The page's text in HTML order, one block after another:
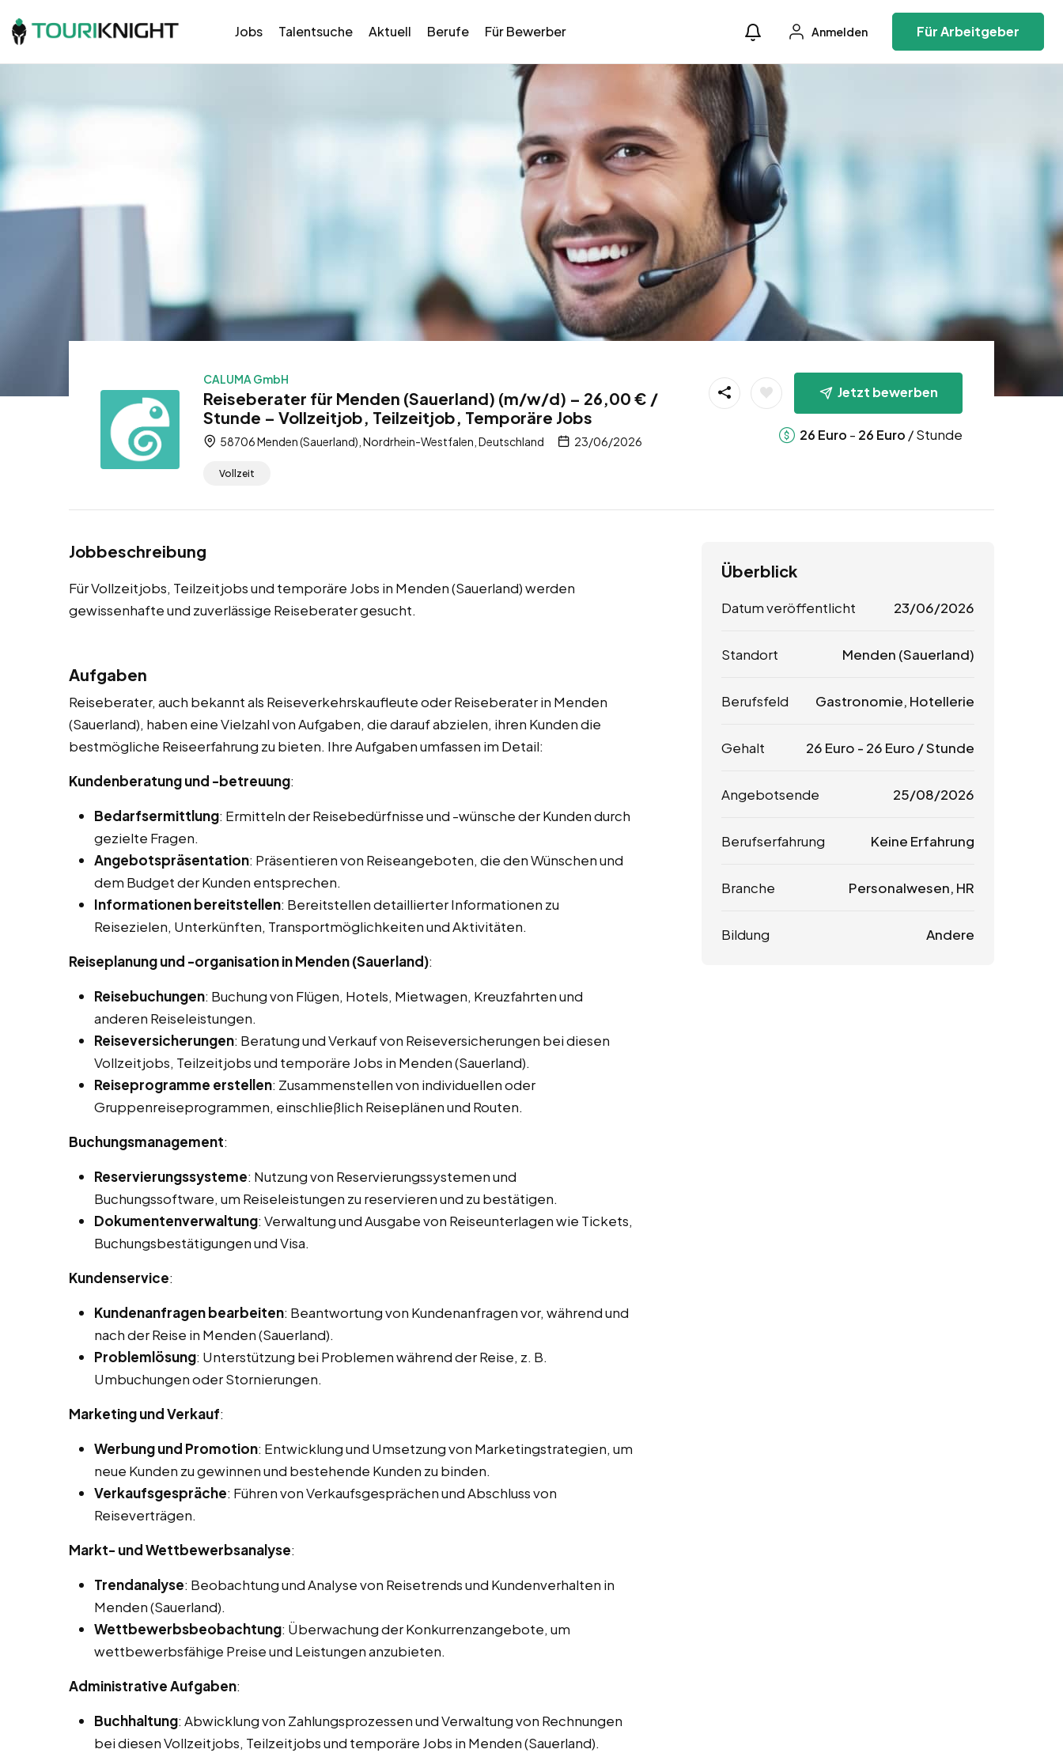
Jobs Talentsuche Aktuell Berufe Für Bewerber Anmelden Für Arbeitgeber
CALUMA GmbH
Reiseberater für Menden (Sauerland) (m/w/d) – 26,00 € /
Stunde – Vollzeitjob, Teilzeitjob, Temporäre Jobs
58706 Menden (Sauerland), Nordrhein-Westfalen, Deutschland 23/06/2026
Vollzeit
Jetzt bewerben
26 Euro - 26 Euro / Stunde
Jobbeschreibung
Für Vollzeitjobs, Teilzeitjobs und temporäre Jobs in Menden (Sauerland) werden
gewissenhafte und zuverlässige Reiseberater gesucht.
Aufgaben
Reiseberater, auch bekannt als Reiseverkehrskaufleute oder Reiseberater in Menden
(Sauerland), haben eine Vielzahl von Aufgaben, die darauf abzielen, ihren Kunden die
bestmögliche Reiseerfahrung zu bieten. Ihre Aufgaben umfassen im Detail:
Kundenberatung und -betreuung:
Bedarfsermittlung: Ermitteln der Reisebedürfnisse und -wünsche der Kunden durch
gezielte Fragen.
Angebotspräsentation: Präsentieren von Reiseangeboten, die den Wünschen und
dem Budget der Kunden entsprechen.
Informationen bereitstellen: Bereitstellen detaillierter Informationen zu
Reisezielen, Unterkünften, Transportmöglichkeiten und Aktivitäten.
Reiseplanung und -organisation in Menden (Sauerland):
Reisebuchungen: Buchung von Flügen, Hotels, Mietwagen, Kreuzfahrten und
anderen Reiseleistungen.
Reiseversicherungen: Beratung und Verkauf von Reiseversicherungen bei diesen
Vollzeitjobs, Teilzeitjobs und temporäre Jobs in Menden (Sauerland).
Reiseprogramme erstellen: Zusammenstellen von individuellen oder
Gruppenreiseprogrammen, einschließlich Reiseplänen und Routen.
Buchungsmanagement:
Reservierungssysteme: Nutzung von Reservierungssystemen und
Buchungssoftware, um Reiseleistungen zu reservieren und zu bestätigen.
Dokumentenverwaltung: Verwaltung und Ausgabe von Reiseunterlagen wie Tickets,
Buchungsbestätigungen und Visa.
Kundenservice:
Kundenanfragen bearbeiten: Beantwortung von Kundenanfragen vor, während und
nach der Reise in Menden (Sauerland).
Problemlösung: Unterstützung bei Problemen während der Reise, z. B.
Umbuchungen oder Stornierungen.
Marketing und Verkauf:
Werbung und Promotion: Entwicklung und Umsetzung von Marketingstrategien, um
neue Kunden zu gewinnen und bestehende Kunden zu binden.
Verkaufsgespräche: Führen von Verkaufsgesprächen und Abschluss von
Reiseverträgen.
Markt- und Wettbewerbsanalyse:
Trendanalyse: Beobachtung und Analyse von Reisetrends und Kundenverhalten in
Menden (Sauerland).
Wettbewerbsbeobachtung: Überwachung der Konkurrenzangebote, um
wettbewerbsfähige Preise und Leistungen anzubieten.
Administrative Aufgaben:
Buchhaltung: Abwicklung von Zahlungsprozessen und Verwaltung von Rechnungen
bei diesen Vollzeitjobs, Teilzeitjobs und temporäre Jobs in Menden (Sauerland).
Überblick
Datum veröffentlicht 23/06/2026
Standort Menden (Sauerland)
Berufsfeld Gastronomie, Hotellerie
Gehalt 26 Euro - 26 Euro / Stunde
Angebotsende 25/08/2026
Berufserfahrung Keine Erfahrung
Branche Personalwesen, HR
Bildung Andere